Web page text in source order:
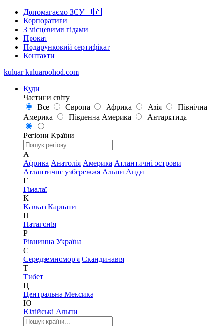
Допомагаємо ЗСУ 🇺🇦
Корпоративи
З місцевими гідами
Прокат
Подарунковий сертифікат
Контакти
kuluar kuluarpohod.com
Куди
Частини світу
Все
Європа Африка Азія
Північна
Америка
Південна Америка Антарктида
Регіони Країни
А
Африка Анатолія Америка Атлантичні острови
Атлантичне узбережжя Альпи Анди
Г
Гімалаї
К
Кавказ Карпати
П
Патагонія
Р
Рівнинна Україна
С
Середземномор'я Скандинавія
Т
Тибет
Ц
Центральна Мексика
Ю
Юлійські Альпи